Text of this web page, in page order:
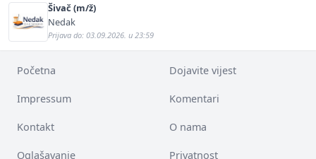
Šivač (m/ž)
Nedak
Prijava do: 03.09.2026. u 23:59
Početna Dojavite vijest
Impressum Komentari
Kontakt O nama
Oglašavanje Privatnost